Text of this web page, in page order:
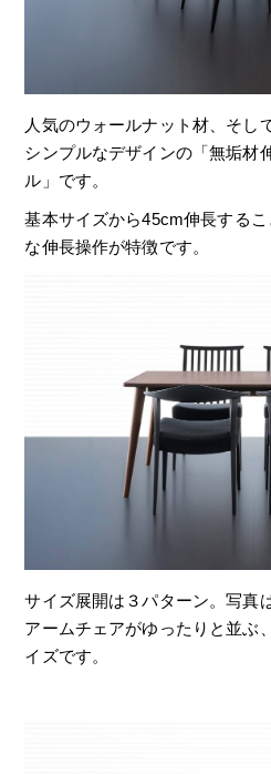
人気のウォールナット材、そし
シンプルなデザインの「無垢材
ル」です。
基本サイズから45cm伸長する
な伸長操作が特徴です。
サイズ展開は３パターン。写真
アームチェアがゆったりと並ぶ
イズです。